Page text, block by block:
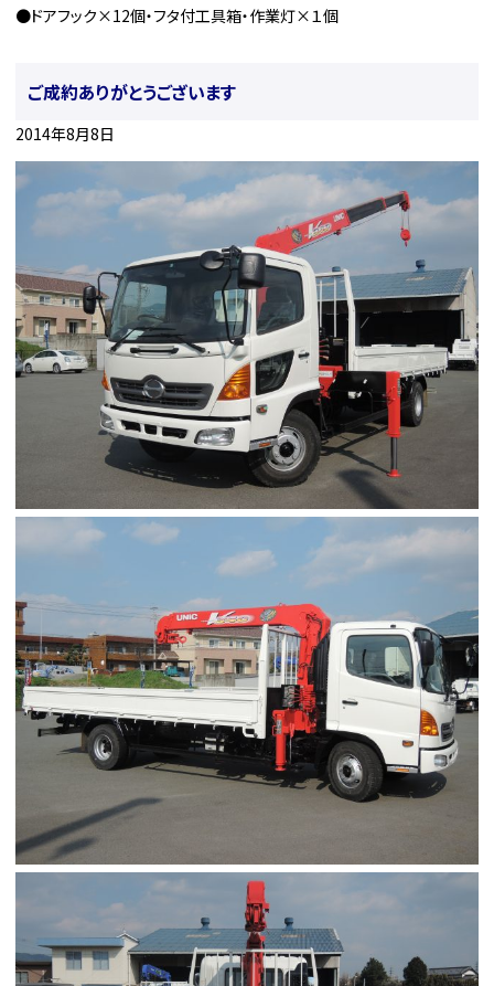
●ドアフック×12個・フタ付工具箱・作業灯×１個
ご成約ありがとうございます
2014年8月8日